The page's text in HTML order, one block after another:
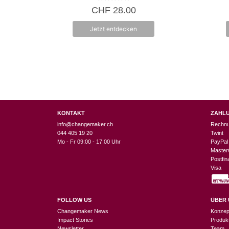
0
v
5
CHF28.00
Jetzt entdecken
KONTAKT
info@changemaker.ch
044 405 19 20
Mo - Fr 09:00 - 17:00 Uhr
FOLLOW US
Changemaker News
Impact Stories
Twint
PayPal
Visa
ÜBER